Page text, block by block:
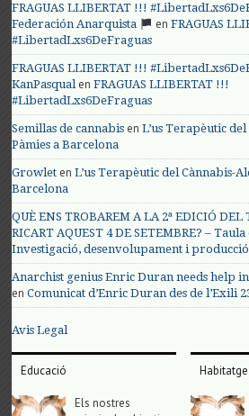
FRAGUAS LLIBERTAT !!!
Federación Anarquista
enFRAGUAS
#LibertadLxs6DeFraguas
FRAGUAS LLIBERTAT !!!
KanPasqualenFRAGUAS LLIBERTAT !!!
#LibertadLxs6DeFraguas
Semillas de cannabis enL’us Terapèutic
Pàmies a Barcelona
Growlet enL’us Terapèutic del Cànnabis-
Barcelona
QUÈ ENS TROBAREM A LA 2ª EDICIÓ DEL
RICART AQUEST 4 DE SETEMBRE? –
Investigació, desenvolupament i
Anarchist genius Enric Duran needs help
enComunicat d’Enric Duran des de l’Exili
Avis Legal
Educació
Els nostres
Habitatge